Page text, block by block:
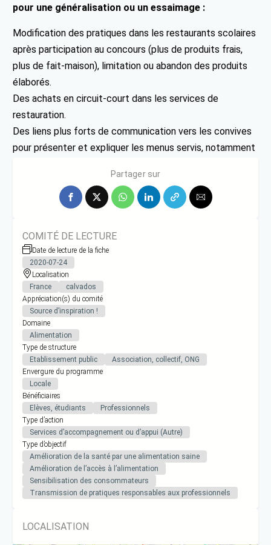
pour une généralisation ou un essaimage :
Modification des pratiques dans les restaurants scolaires
après participation au concours (plus de produits frais,
plus de fait-maison), limitation ou abandon des produits
élaborés.
Des achats en circuit-court dans les services de
restauration.
Des liens plus forts de communication vers les convives
pour présenter et expliquer les menus servis, notamment
Partager sur
COMITÉ DE LECTURE
Date de lecture de la fiche
2020-07-24
Localisation
France
calvados
Appréciation(s) du comité
Source d’inspiration !
Domaine
Alimentation
Type de structure
Etablissement public
Association, collectif, ONG
Envergure du programme
Locale
Bénéficiaires
Elèves, étudiants
Professionnels
Type d’action
Services d’accompagnement ou d’appui (Autre)
Type d’objectif
Amélioration de la santé par une alimentation saine
Amélioration de l’accès à l’alimentation
Sensibilisation des consommateurs
Transmission de pratiques responsables aux professionnels
LOCALISATION